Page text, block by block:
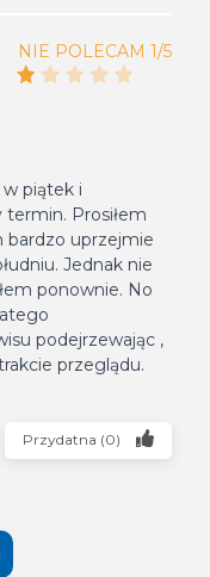
NIE POLECAM 1/5
piątek i
Prosiłem
bardzo uprzejmie
Jednak nie
ponownie. No
podejrzewając ,
przeglądu.
Przydatna (0)